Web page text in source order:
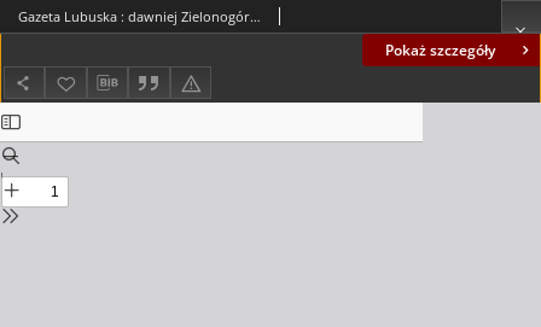
Pokaż szczegóły
Gazeta Lubuska : dawniej Zielonogórska-Gorzowska R. XLII [właśc. XLIII], nr 157 (7 lipca 1994). - Wyd. 1